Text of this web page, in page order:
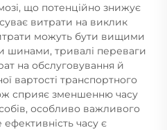
що потенційно знижує
витрати на виклик
можуть бути вищими
шинами, тривалі переваги
на обслуговування й
вартості транспортного
сприяє зменшенню часу
особливо важливого
ефективність часу є